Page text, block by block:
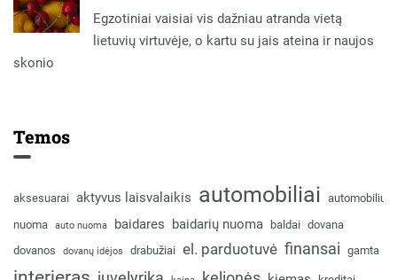
Egzotiniai vaisiai vis dažniau atranda vietą
lietuvių virtuvėje, o kartu su jais ateina ir naujos
skonio
Temos
aksesuarai aktyvus laisvalaikis automobiliai automobilių
nuoma
auto nuoma baidares baidarių nuoma baldai dovana
dovanos
dovanų idėjos drabužiai el. parduotuvė finansai gamta